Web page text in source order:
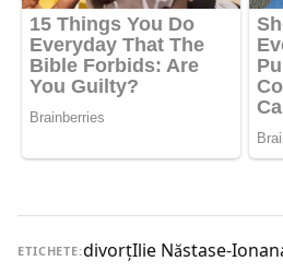
ETICHETE:divorţIlie Năstase-